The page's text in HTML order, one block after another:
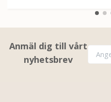
Anmäl dig till vårt
nyhetsbrev